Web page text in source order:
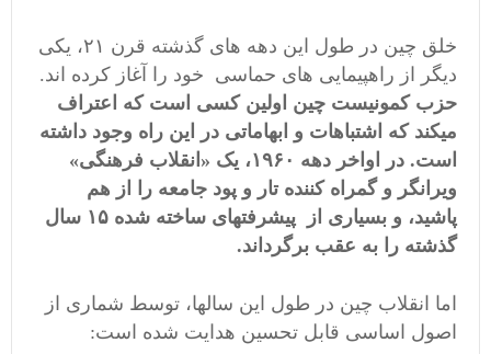
خلق چین در طول این دهه های گذشته قرن ۲۱، یکی
دیگر از راهپیمایی های حماسی خود را آغاز کرده اند.
حزب کمونیست چین اولین کسی است که اعتراف
میکند که اشتباهات و ابهاماتی در این راه وجود داشته
است. در اواخر دهه ۱۹۶۰، یک «انقلاب فرهنگی»
ویرانگر و گمراه کننده تار و پود جامعه را از هم
پاشید، و بسیاری از پیشرفتهای ساخته شده ۱۵ سال
گذشته را به عقب برگرداند.
اما انقلاب چین در طول این سالها، توسط شماری از
اصول اساسی قابل تحسین هدایت شده است: